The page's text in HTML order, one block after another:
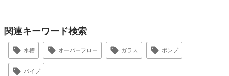
関連キーワード検索
水槽 オーバーフロー ガラス ポンプ
パイプ